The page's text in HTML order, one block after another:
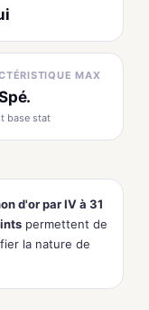
MAX
base stat
d'or par IV à 31
permettent de
la nature de